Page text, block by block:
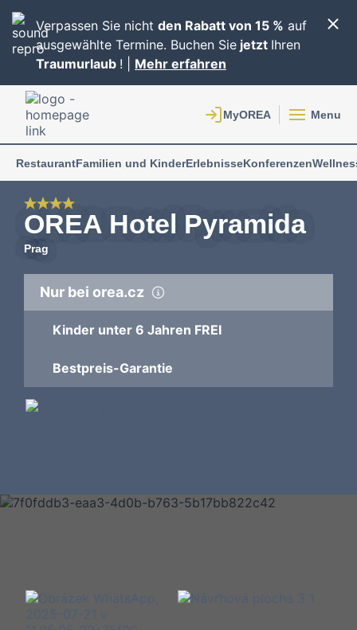
Verpassen Sie nicht den Rabatt von 15 % auf
ausgewählte Termine. Buchen Sie jetzt Ihren
Traumurlaub ! | Mehr erfahren
Menu
RestaurantFamilien und KinderErlebnisseKonferenzen
OREA Hotel Pyramida
Prag
Nur bei orea.cz
Kinder unter 6 Jahren FREI
Bestpreis-Garantie